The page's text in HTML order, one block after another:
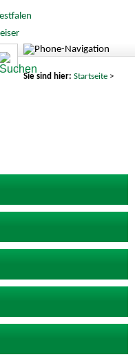
Sie sind hier: Startseite>